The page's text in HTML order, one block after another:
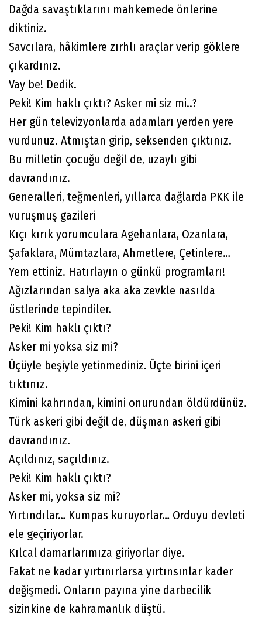
Dağda savaştıklarını mahkemede önlerine
diktiniz.
Savcılara, hâkimlere zırhlı araçlar verip göklere
çıkardınız.
Vay be! Dedik.
Peki! Kim haklı çıktı? Asker mi siz mi..?
Her gün televizyonlarda adamları yerden yere
vurdunuz. Atmıştan girip, seksenden çıktınız.
Bu milletin çocuğu değil de, uzaylı gibi
davrandınız.
Generalleri, teğmenleri, yıllarca dağlarda PKK ile
vuruşmuş gazileri
Kıçı kırık yorumculara Agehanlara, Ozanlara,
Şafaklara, Mümtazlara, Ahmetlere, Çetinlere…
Yem ettiniz. Hatırlayın o günkü programları!
Ağızlarından salya aka aka zevkle nasılda
üstlerinde tepindiler.
Peki! Kim haklı çıktı?
Asker mi yoksa siz mi?
Üçüyle beşiyle yetinmediniz. Üçte birini içeri
tıktınız.
Kimini kahrından, kimini onurundan öldürdünüz.
Türk askeri gibi değil de, düşman askeri gibi
davrandınız.
Açıldınız, saçıldınız.
Peki! Kim haklı çıktı?
Asker mi, yoksa siz mi?
Yırtındılar… Kumpas kuruyorlar… Orduyu devleti
ele geçiriyorlar.
Kılcal damarlarımıza giriyorlar diye.
Fakat ne kadar yırtınırlarsa yırtınsınlar kader
değişmedi. Onların payına yine darbecilik
sizinkine de kahramanlık düştü.